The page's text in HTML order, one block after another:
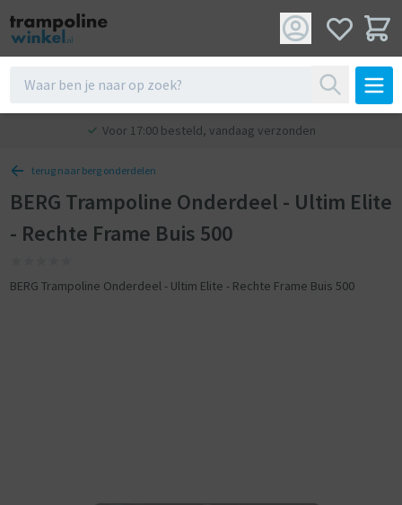
Voor 17:00 besteld, vandaag verzonden
terug naar berg onderdelen
BERG Trampoline Onderdeel - Ultim Elite
- Rechte Frame Buis 500
BERG Trampoline Onderdeel - Ultim Elite - Rechte Frame Buis 500